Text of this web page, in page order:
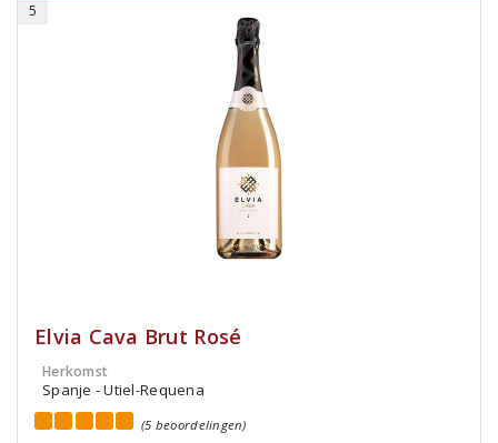
5
Elvia Cava Brut Rosé
Herkomst
Spanje - Utiel-Requena
(5 beoordelingen)